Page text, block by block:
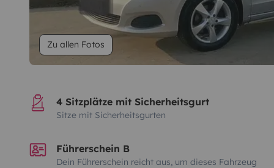
Zu allen Fotos
4 Sitzplätze mit Sicherheitsgurt
Sitze mit Sicherheitsgurten
Führerschein B
Dein Führerschein reicht aus, um dieses Fahrzeug